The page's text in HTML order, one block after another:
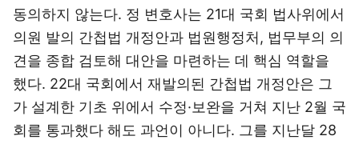
동의하지 않는다. 정 변호사는 21대 국회 법사위에서
의원 발의 간첩법 개정안과 법원행정처, 법무부의 의
견을 종합 검토해 대안을 마련하는 데 핵심 역할을
했다. 22대 국회에서 재발의된 간첩법 개정안은 그
가 설계한 기초 위에서 수정·보완을 거쳐 지난 2월 국
회를 통과했다 해도 과언이 아니다. 그를 지난달 28